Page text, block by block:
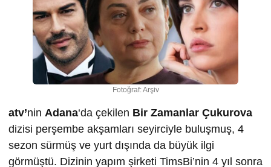
Fotoğraf: Arşiv
atv’nin Adana‘da çekilen Bir Zamanlar Çukurova
dizisi perşembe akşamları seyirciyle buluşmuş, 4
sezon sürmüş ve yurt dışında da büyük ilgi
görmüştü. Dizinin yapım şirketi TimsBi’nin 4 yıl sonra